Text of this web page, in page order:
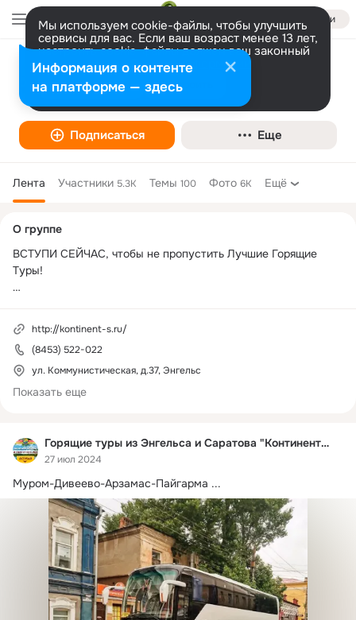
Войти
Мы используем cookie-файлы, чтобы улучшить
сервисы для вас. Если ваш возраст менее 13 лет,
настроить cookie-файлы должен ваш законный
представитель. Больше информации
Разрешить все Настроить
Горящие туры из Энгельса и Саратова
"Континент-S"✈
Подписаться Еще
Лента Участники 5.3K Темы 100 Фото 6K Ещё
Горящие туры из Энгельса и Саратова "Континент-S"✈
27 июл 2024
Муром-Дивеево-Арзамас-Пайгарма ...
колонка
О группе
ВСТУПИ СЕЙЧАС, чтобы не пропустить Лучшие Горящие
Туры!
ЭНГЕЛЬСА)!
НАШИ ОФИСЫ:
г. Энгельс, М.Горького 35, ☎ (8453)522-022
г. Энгельс, ул Коммунистическая 37, ☎ (8453)522-022
http://kontinent-s.ru/
(8453) 522-022
ул. Коммунистическая, д.37, Энгельс
Показать еще
Информация о контенте
на платформе — здесь